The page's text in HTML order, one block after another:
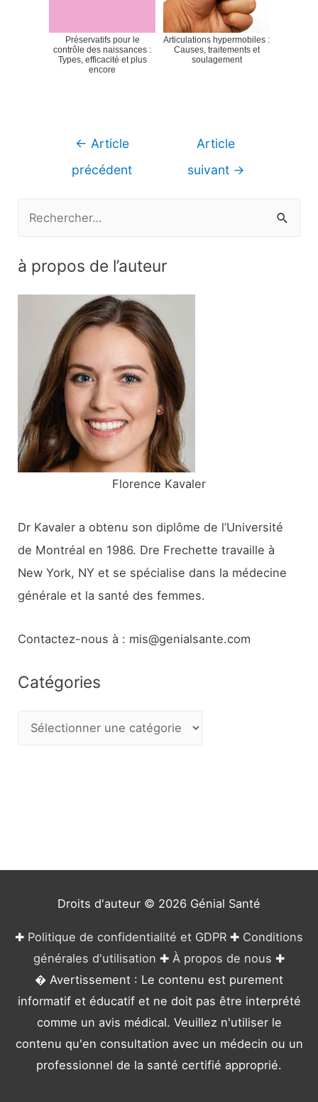
Préservatifs pour le
contrôle des naissances :
Types, efficacité et plus
encore
Articulations hypermobiles :
Causes, traitements et
soulagement
Navigation
← Article
précédent
Article
suivant →
h
:
à propos de l’auteur
Florence Kavaler
Dr Kavaler a obtenu son diplôme de l’Université
de Montréal en 1986. Dre Frechette travaille à
New York, NY et se spécialise dans la médecine
générale et la santé des femmes.
Contactez-nous à : mis@genialsante.com
Catégories
Droits d'auteur © 2026 Génial Santé
✚ Politique de confidentialité et GDPR ✚ Conditions
générales d'utilisation ✚ À propos de nous ✚
� Avertissement : Le contenu est purement
informatif et éducatif et ne doit pas être interprété
comme un avis médical. Veuillez n'utiliser le
contenu qu'en consultation avec un médecin ou un
professionnel de la santé certifié approprié.